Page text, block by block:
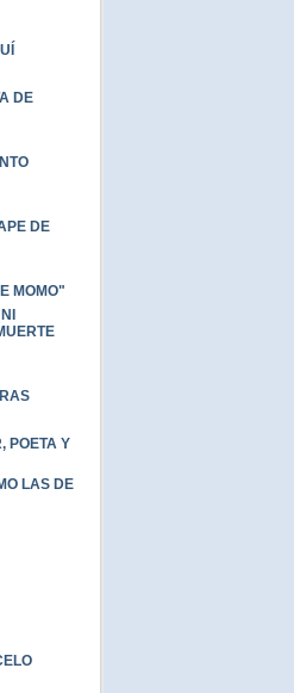
DE
DE
MOMO"
POETA Y
LAS DE